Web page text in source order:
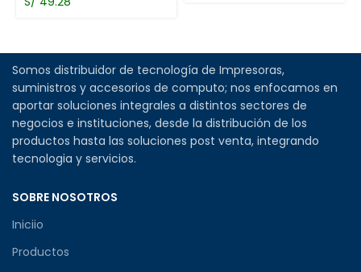
Somos distribuidor de tecnología de Impresoras,
suministros y accesorios de computo; nos enfocamos en
aportar soluciones integrales a distintos sectores de
negocios e instituciones, desde la distribución de los
productos hasta las soluciones post venta, integrando
tecnologia y servicios.
SOBRE NOSOTROS
Iniciio
Productos